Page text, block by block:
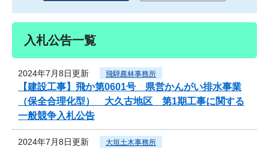
入札公告一覧
2024年7月8日更新 飛騨農林事務所
【建設工事】飛か第0601号 県営かんがい排水事業
（保全合理化型） 大久古地区 第1期工事に関する
一般競争入札公告
2024年7月8日更新 大垣土木事務所